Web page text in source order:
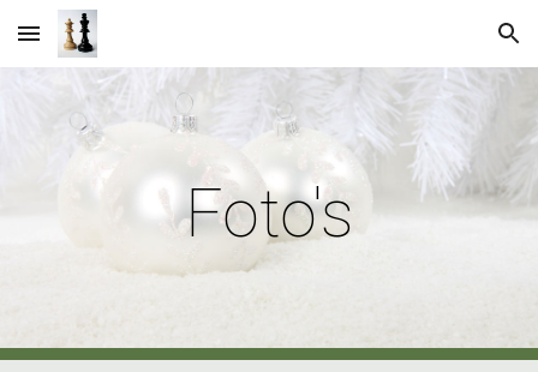
Skip to main content Skip to navigation
Foto's